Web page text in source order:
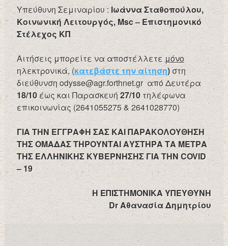
Υπεύθυνη Σεμιναρίου :Ιωάννα Σταθοπούλου,
Κοινωνική Λειτουργός,Msc– Επιστημονικό
Στέλεχος ΚΠ
Αιτήσεις μπορείτε να αποστέλλετεμόνο
ηλεκτρονικά, (κατεβάστε την αίτηση)στη
διεύθυνση odysse@agr.forthnet.gr από Δευτέρα
18/10έως και Παρασκευή27/10τηλέφωνα
επικοινωνίας (2641055275 & 2641028770)
ΓΙΑ ΤΗΝ ΕΓΓΡΑΦΗ ΣΑΣ ΚΑΙ ΠΑΡΑΚΟΛΟΥΘΗΣΗ
ΤΗΣ ΟΜΑΔΑΣ ΤΗΡΟΥΝΤΑΙ ΑΥΣΤΗΡΑ ΤΑ ΜΕΤΡΑ
ΤΗΣ ΕΛΛΗΝΙΚΗΣ ΚΥΒΕΡΝΗΣΗΣ ΓΙΑ ΤΗΝCOVID
– 19
Η ΕΠΙΣΤΗΜΟΝΙΚΑ ΥΠΕΥΘΥΝΗ
Dr Αθανασία Δημητρίου